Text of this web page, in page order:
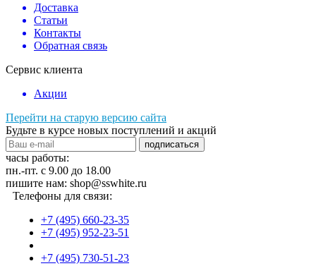
Доставка
Статьи
Контакты
Обратная связь
Сервис клиента
Акции
Перейти на старую версию сайта
Будьте в курсе новых поступлений и акций
подписаться
часы работы:
пн.-пт. с 9.00 до 18.00
пишите нам: shop@sswhite.ru
Телефоны для связи:
+7 (495) 660-23-35
+7 (495) 952-23-51
+7 (495) 730-51-23